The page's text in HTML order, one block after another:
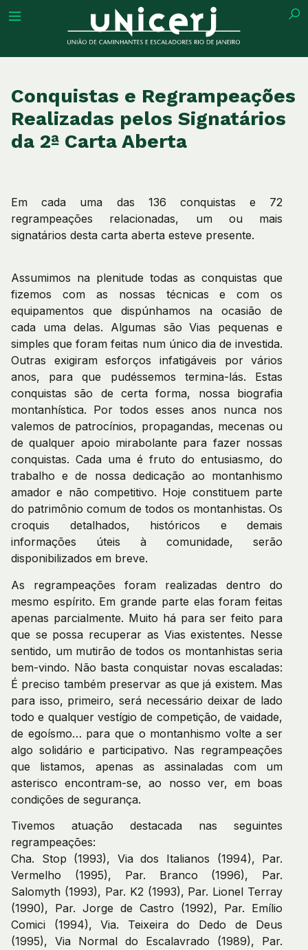
Conquistas e Regrampeações
Realizadas pelos Signatários
da 2ª Carta Aberta
Em cada uma das 136 conquistas e 72
regrampeações relacionadas, um ou mais
signatários desta carta aberta esteve presente.
Assumimos na plenitude todas as conquistas que
fizemos com as nossas técnicas e com os
equipamentos que dispúnhamos na ocasião de
cada uma delas. Algumas são Vias pequenas e
simples que foram feitas num único dia de investida.
Outras exigiram esforços infatigáveis por vários
anos, para que pudéssemos termina-lás. Estas
conquistas são de certa forma, nossa biografia
montanhística. Por todos esses anos nunca nos
valemos de patrocínios, propagandas, mecenas ou
de qualquer apoio mirabolante para fazer nossas
conquistas. Cada uma é fruto do entusiasmo, do
trabalho e de nossa dedicação ao montanhismo
amador e não competitivo. Hoje constituem parte
do patrimônio comum de todos os montanhistas. Os
croquis detalhados, históricos e demais
informações úteis à comunidade, serão
disponibilizados em breve.
As regrampeações foram realizadas dentro do
mesmo espírito. Em grande parte elas foram feitas
apenas parcialmente. Muito há para ser feito para
que se possa recuperar as Vias existentes. Nesse
sentido, um mutirão de todos os montanhistas seria
bem-vindo. Não basta conquistar novas escaladas:
É preciso também preservar as que já existem. Mas
para isso, primeiro, será necessário deixar de lado
todo e qualquer vestígio de competição, de vaidade,
de egoísmo… para que o montanhismo volte a ser
algo solidário e participativo. Nas regrampeações
que listamos, apenas as assinaladas com um
asterisco encontram-se, ao nosso ver, em boas
condições de segurança.
Tivemos atuação destacada nas seguintes
regrampeações:
Cha. Stop (1993), Via dos Italianos (1994), Par.
Vermelho (1995), Par. Branco (1996), Par.
Salomyth (1993), Par. K2 (1993), Par. Lionel Terray
(1990), Par. Jorge de Castro (1992), Par. Emílio
Comici (1994), Via. Teixeira do Dedo de Deus
(1995), Via Normal do Escalavrado (1989), Par.